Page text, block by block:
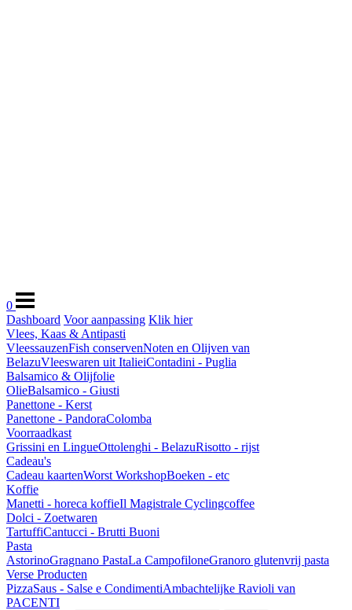
0
Dashboard Voor aanpassing Klik hier
Vlees, Kaas & Antipasti
VleessauzenFish conservenNoten en Olijven van
BelazuVleeswaren uit ItalieiContadini - Puglia
Balsamico & Olijfolie
OlieBalsamico - Giusti
Panettone - Kerst
Panettone - PandoraColomba
Voorraadkast
Grissini en LingueOttolenghi - BelazuRisotto - rijst
Cadeau's
Cadeau kaartenWorst WorkshopBoeken - etc
Koffie
Manetti - horeca koffieIl Magistrale Cyclingcoffee
Dolci - Zoetwaren
TartuffiCantucci - Brutti Buoni
Pasta
AstorinoGragnano PastaLa CampofiloneGranoro glutenvrij pasta
Verse Producten
PizzaSaus - Salse e CondimentiAmbachtelijke Ravioli van
PACENTI